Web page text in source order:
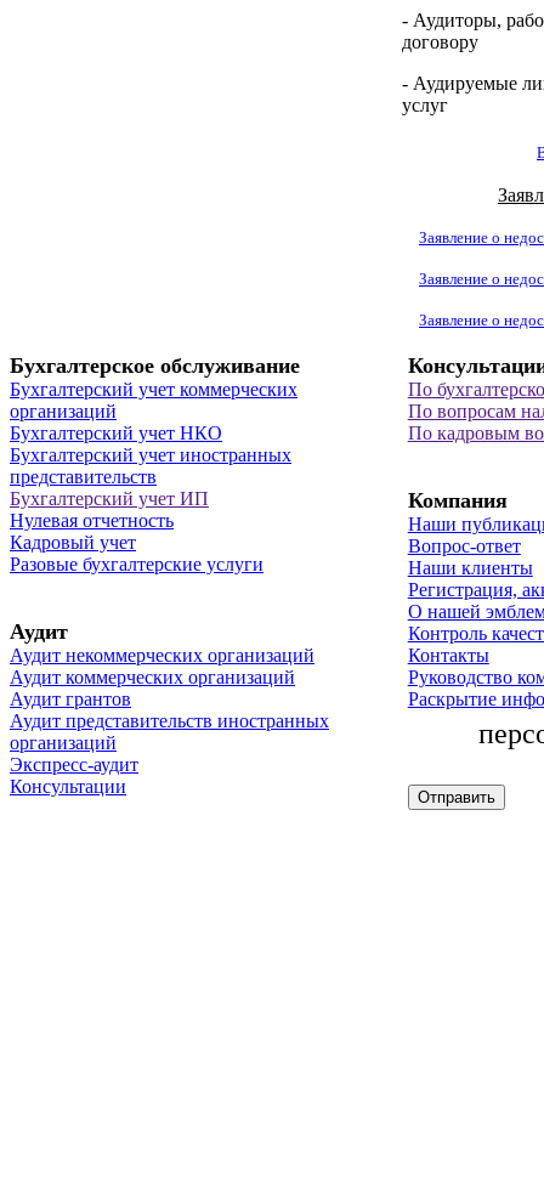
- Аудиторы,
договору
- Аудируемые
услуг
Заявление о
Заявление о
Заявление о
Бухгалтерское обслуживание
Бухгалтерский учет коммерческих
организаций
Бухгалтерский учет НКО
Бухгалтерский учет иностранных
представительств
Бухгалтерский учет ИП
Нулевая отчетность
Кадровый учет
Разовые бухгалтерские услуги
Аудит
Аудит некоммерческих организаций
Аудит коммерческих организаций
Аудит грантов
Аудит представительств иностранных
организаций
Экспресс-аудит
Консультации
По
По вопросам
По кадровым
Компания
Наши
Вопрос-ответ
Наши клиенты
Регистрация,
О нашей
Контроль
Контакты
Руководство
Раскрытие